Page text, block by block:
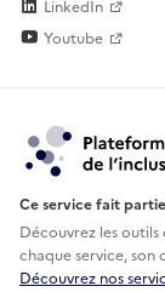
LinkedIn
Youtube
Ce service fait
Découvrez les
chaque service, son
Découvrez nos